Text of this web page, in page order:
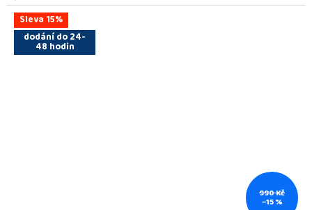
Sleva 15%
dodání do 24-
48 hodin
990 Kč
–15 %